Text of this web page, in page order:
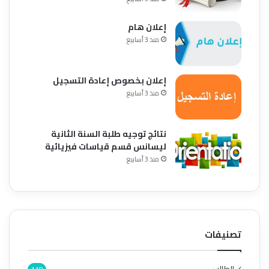
إعلان هام
منذ 3 أسابيع
إعلان بخصوص إعادة التسجيل
منذ 3 أسابيع
نتائج توجيه طلبة السنة الثانية
ليسانس قسم قياسات فيزيائية
منذ 3 أسابيع
تصنيفات